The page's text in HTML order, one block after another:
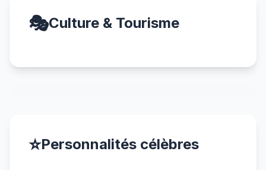
🎭Culture & Tourisme
⭐Personnalités célèbres